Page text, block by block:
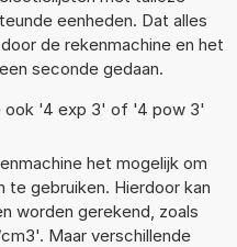
eenheden. Dat alles
de rekenmachine en het
seconde gedaan.
ook '4 exp 3' of '4 pow 3'
het mogelijk om
te gebruiken. Hierdoor kan
worden gerekend, zoals
Maar verschillende